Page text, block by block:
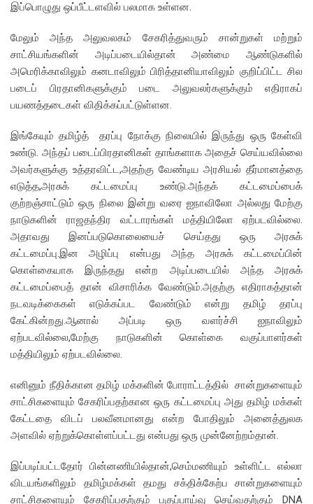
இப்பொழுது ஒப்பீட்டளவில் பலமாக உள்ளன.
மேலும் அந்த அலுவலகம் சேகரித்துவரும் சான்றுகள் மற்றும்
சாட்சியங்களின் அடிப்படையில்தான் அண்மை ஆண்டுகளில்
அமெரிக்காவிலும் கனடாவிலும் பிரித்தானியாவிலும் குறிப்பிட்ட சில
படைப் பிரதானிகளுக்கும் படை அலுவலர்களுக்கும் எதிராகப்
பயணத்தடைகள் விதிக்கப்பட்டுள்ளன.
இங்கேயும் தமிழ்த் தரப்பு நோக்கு நிலையில் இருந்து ஒரு கேள்வி
உண்டு. அந்தப் படைப்பிரதானிகள் தாங்களாக அதைச் செய்யவில்லை
அவர்களுக்கு உத்தரவிட்ட,அதற்கு வேண்டிய அரசியல் தீர்மானத்தை
எடுத்த,அரசுக் கட்டமைப்பு உண்டு.அந்தக் கட்டமைப்பைக்
குற்றஞ்சாட்டும் ஒரு நிலை இன்று வரை ஐநாவிலோ அல்லது மேற்கு
நாடுகளின் ராஜதந்திர வட்டாரங்கள் மத்தியிலோ ஏற்படவில்லை.
அதாவது இனப்படுகொலையைச் செய்தது ஒரு அரசுக்
கட்டமைப்பு.இன அழிப்பு என்பது அந்த அரசுக் கட்டமைப்பின்
கொள்கையாக இருந்தது என்ற அடிப்படையில் அந்த அரசுக்
கட்டமைப்பைத் தான் விசாரிக்க வேண்டும்.அதற்கு எதிராகத்தான்
நடவடிக்கைகள் எடுக்கப்பட வேண்டும் என்று தமிழ் தரப்பு
கேட்கின்றது.ஆனால் அப்படி ஒரு வளர்ச்சி ஐநாவிலும்
ஏற்படவில்லை,மேற்கு நாடுகளின் கொள்கை வகுப்பாளர்கள்
மத்தியிலும் ஏற்படவில்லை.
எனினும் நீதிக்கான தமிழ் மக்களின் போராட்டத்தில் சான்றுகளையும்
சாட்சிகளையும் சேகரிப்பதற்கான ஒரு கட்டமைப்பு அது தமிழ் மக்கள்
கேட்டதை விடப் பலவீனமானது என்ற போதிலும் அனைத்துலக
அளவில் ஏற்றுக்கொள்ளப்பட்டது என்பது ஒரு முன்னேற்றம்தான்.
இப்படிப்பட்டதோர் பின்னணியில்தான்,செம்மணியும் உள்ளிட்ட எல்லா
விடயங்களிலும் தமிழ்மக்கள் தமது சக்திக்கேற்ப சான்றுகளையும்
சாட்சிகளையும் சேகரிப்பதற்கும் பகுப்பாய்வு செய்வதற்கும் DNA